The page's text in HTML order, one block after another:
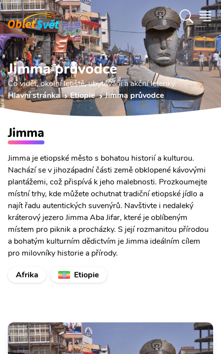
Jimma průvodce
Co vidět, okolní letiště, ubytování a akční letenky.
Hlavní stránka
Etiopie Jimma průvodce
Jimma
Jimma je etiopské město s bohatou historií a kulturou.
Nachází se v jihozápadní části země obklopené kávovými
plantážemi, což přispívá k jeho malebnosti. Prozkoumejte
místní trhy, kde můžete ochutnat tradiční etiopské jídlo a
najít řadu autentických suvenýrů. Navštivte i nedaleký
kráterový jezero Jimma Aba Jifar, které je oblíbeným
místem pro piknik a procházky. S její rozmanitou přírodou
a bohatým kulturním dědictvím je Jimma ideálním cílem
pro milovníky historie a přírody.
Afrika
Etiopie